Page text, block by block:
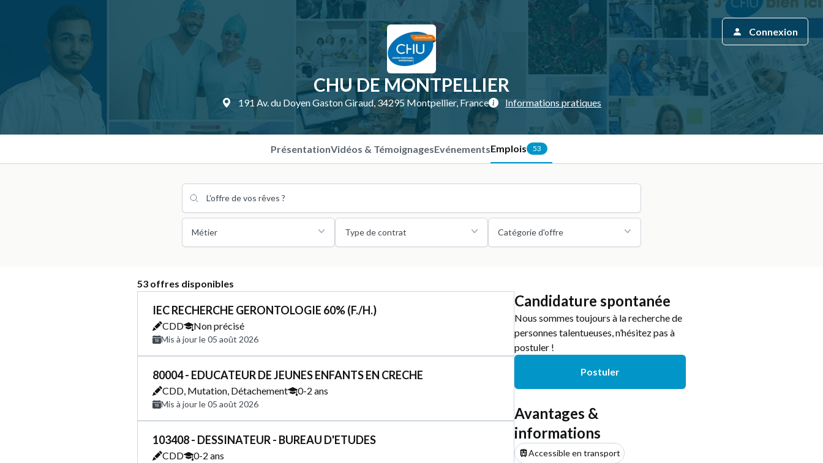
CHU DE MONTPELLIER
191 Av. du Doyen Gaston Giraud, 34295 Montpellier, France Informations pratiques
Connexion
PrésentationVidéos & TémoignagesEvénementsEmplois 53
Métier Type de contrat Catégorie d'offre
53 offres disponibles
IEC RECHERCHE GERONTOLOGIE 60% (F./H.)
CDD Non précisé
Mis à jour le 05 août 2026
80004 - EDUCATEUR DE JEUNES ENFANTS EN CRECHE
CDD, Mutation, Détachement 0-2 ans
Mis à jour le 05 août 2026
103408 - DESSINATEUR - BUREAU D'ETUDES
CDD 0-2 ans
Candidature spontanée
Nous sommes toujours à la recherche de
personnes talentueuses, n’hésitez pas à
postuler !
Postuler
Avantages &
informations
Accessible en transport